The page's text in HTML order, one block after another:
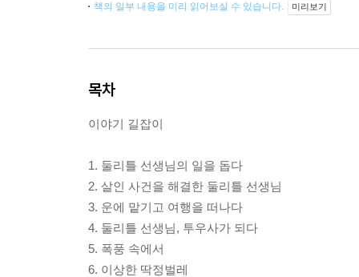
책의 일부 내용을 미리 읽어보실 수 있습니다. 미리보기
목차
이야기 길잡이
1. 둘리틀 선생님의 일을 돕다
2. 살인 사건을 해결한 둘리틀 선생님
3. 운에 맡기고 여행을 떠나다
4. 둘리틀 선생님, 투우사가 되다
5. 폭풍 속에서
6. 이상한 딱정벌레